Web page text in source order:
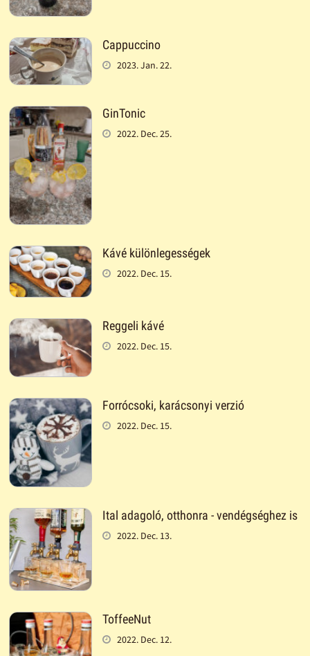
Cappuccino
2023. Jan. 22.
GinTonic
2022. Dec. 25.
Kávé különlegességek
2022. Dec. 15.
Reggeli kávé
2022. Dec. 15.
Forrócsoki, karácsonyi verzió
2022. Dec. 15.
Ital adagoló, otthonra - vendégséghez is
2022. Dec. 13.
ToffeeNut
2022. Dec. 12.